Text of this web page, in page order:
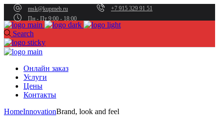
msk@kupmeb.ru
+7 915 329 91 51
Пн - Пт 9:00 - 18:00
Search
Онлайн заказ
Услуги
Цены
Контакты
HomeInnovationBrand, look and feel